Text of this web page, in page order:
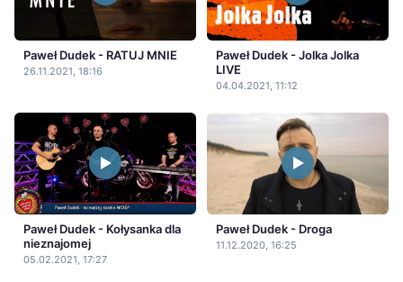
Paweł Dudek - RATUJ MNIE
26.11.2021, 18:16
Paweł Dudek - Jolka Jolka
LIVE
04.04.2021, 11:12
Paweł Dudek - Kołysanka dla
nieznajomej
05.02.2021, 17:27
Paweł Dudek - Droga
11.12.2020, 16:25